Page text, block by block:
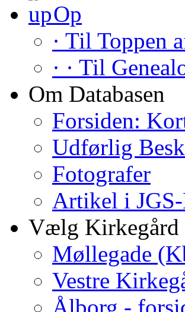
Op
· Til Toppen
· · Til
Om Databasen
Forsiden:
Udførlig
Fotografer
Artikel i
Vælg Kirkegård
Møllegade
Vestre
Ålborg -